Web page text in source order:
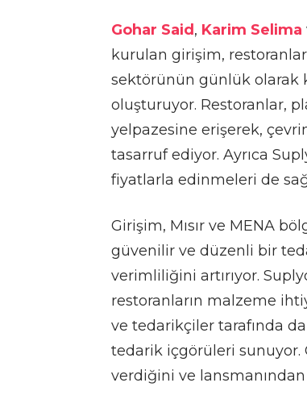
Gohar Said , Karim Selima
kurulan girişim,
sektörünün günlük olarak
oluşturuyor. Restoranlar,
yelpazesine erişerek,
tasarruf ediyor. Ayrıca
fiyatlarla edinmeleri de
Girişim, Mısır ve MENA
güvenilir ve düzenli bir
verimliliğini artırıyor.
restoranların malzeme
ve tedarikçiler tarafında
tedarik içgörüleri sunuyor.
verdiğini ve